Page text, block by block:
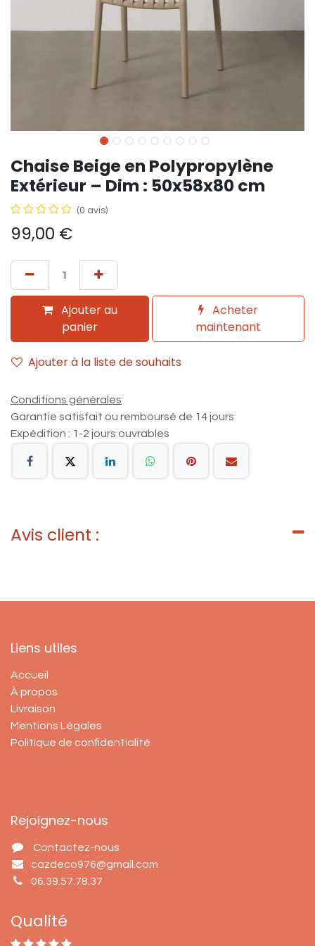
Chaise Beige en Polypropylène
Extérieur – Dim : 50x58x80 cm
(0 avis)
99,00 €
Ajouter au
panier
Acheter
maintenant
Ajouter à la liste de souhaits
Conditions générales
Garantie satisfait ou remboursé de 14 jours
Expédition : 1-2 jours ouvrables
Avis client :
Liens utiles
Accueil
À propos
Livraison
Mentions Légales
Politique de confidentialité
Rejoignez-nous
Contactez-nous
cazdeco976@gmail.com
06.39.57.78.37
Qualité